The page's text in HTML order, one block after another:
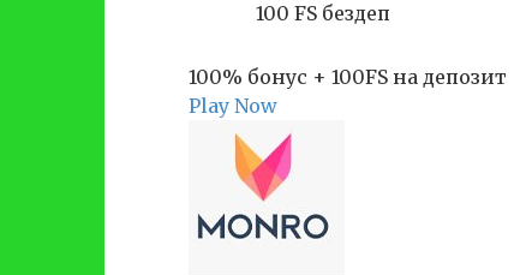
100 FS бездеп
100% бонус + 100FS на депозит
Play Now